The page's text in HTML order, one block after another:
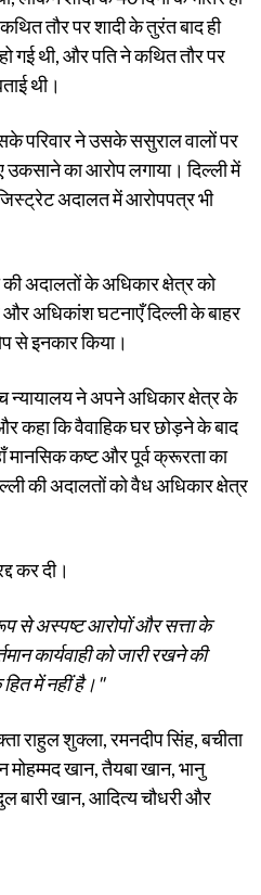
तौर पर शादी के तुरंत बाद ही
गई थी, और पति ने कथित तौर पर
थी।
परिवार ने उसके ससुराल वालों पर
का आरोप लगाया। दिल्ली में
अदालत में आरोपपत्र भी
की अदालतों के अधिकार क्षेत्र को
और अधिकांश घटनाएँ दिल्ली के बाहर
से इनकार किया।
न्यायालय ने अपने अधिकार क्षेत्र के
कहा कि वैवाहिक घर छोड़ने के बाद
मानसिक कष्ट और पूर्व क्रूरता का
की अदालतों को वैध अधिकार क्षेत्र
कर दी।
से अस्पष्ट आरोपों और सत्ता के
कार्यवाही को जारी रखने की
हित में नहीं है।"
राहुल शुक्ला, रमनदीप सिंह, बचीता
खान, तैयबा खान, भानु
बारी खान, आदित्य चौधरी और